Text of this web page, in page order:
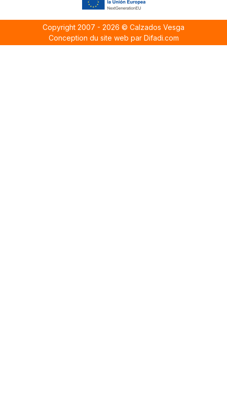
Copyright 2007 - 2026 © Calzados Vesga
Conception du site web par Difadi.com